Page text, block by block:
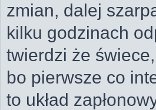
zmian, dalej
kilku godzinach
twierdzi że
bo pierwsze co
to układ